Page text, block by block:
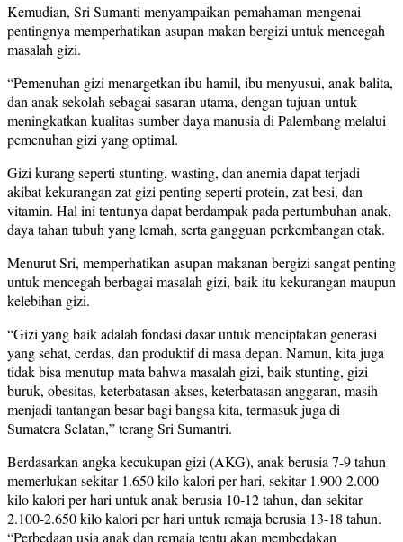
Kemudian, Sri Sumanti menyampaikan pemahaman mengenai
pentingnya memperhatikan asupan makan bergizi untuk mencegah
masalah gizi.
“Pemenuhan gizi menargetkan ibu hamil, ibu menyusui, anak balita,
dan anak sekolah sebagai sasaran utama, dengan tujuan untuk
meningkatkan kualitas sumber daya manusia di Palembang melalui
pemenuhan gizi yang optimal.
Gizi kurang seperti stunting, wasting, dan anemia dapat terjadi
akibat kekurangan zat gizi penting seperti protein, zat besi, dan
vitamin. Hal ini tentunya dapat berdampak pada pertumbuhan anak,
daya tahan tubuh yang lemah, serta gangguan perkembangan otak.
Menurut Sri, memperhatikan asupan makanan bergizi sangat penting
untuk mencegah berbagai masalah gizi, baik itu kekurangan maupun
kelebihan gizi.
“Gizi yang baik adalah fondasi dasar untuk menciptakan generasi
yang sehat, cerdas, dan produktif di masa depan. Namun, kita juga
tidak bisa menutup mata bahwa masalah gizi, baik stunting, gizi
buruk, obesitas, keterbatasan akses, keterbatasan anggaran, masih
menjadi tantangan besar bagi bangsa kita, termasuk juga di
Sumatera Selatan,” terang Sri Sumantri.
Berdasarkan angka kecukupan gizi (AKG), anak berusia 7-9 tahun
memerlukan sekitar 1.650 kilo kalori per hari, sekitar 1.900-2.000
kilo kalori per hari untuk anak berusia 10-12 tahun, dan sekitar
2.100-2.650 kilo kalori per hari untuk remaja berusia 13-18 tahun.
“Perbedaan usia anak dan remaja tentu akan membedakan